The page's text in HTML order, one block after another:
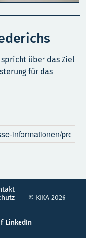
spricht über das Ziel
für das
© KiKA 2026
LinkedIn